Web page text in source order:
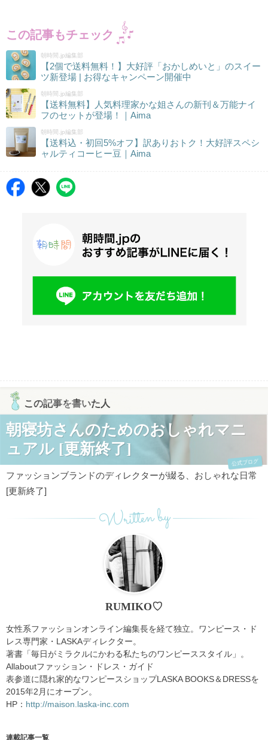
この記事もチェック
朝時間.jp編集部
【2個で送料無料！】大好評「おかしめいと」のスイー
ツ新登場 | お得なキャンペーン開催中
朝時間.jp編集部
【送料無料】人気料理家かな姐さんの新刊＆万能ナイ
フのセットが登場！｜Aima
朝時間.jp編集部
【送料込・初回5%オフ】訳ありおトク！大好評スペシ
ャルティコーヒー豆｜Aima
この記事を書いた人
朝寝坊さんのためのおしゃれマニ
ュアル [更新終了]
公式ブログ
ファッションブランドのディレクターが綴る、おしゃれな日常
[更新終了]
Written by
RUMIKO♡
女性系ファッションオンライン編集長を経て独立。ワンピース・ド
レス専門家・LASKAディレクター。
著書「毎日がミラクルにかわる私たちのワンピーススタイル」。
Allaboutファッション・ドレス・ガイド
表参道に隠れ家的なワンピースショップLASKA BOOKS＆DRESSを
2015年2月にオープン。
HP： http://maison.laska-inc.com
連載記事一覧